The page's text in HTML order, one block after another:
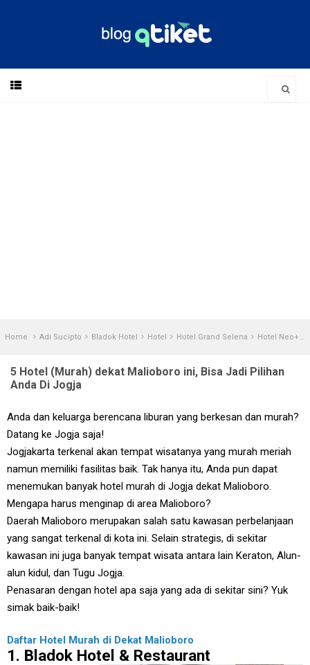
Home Adi Sucipto Bladok Hotel Hotel Hotel Grand Selena Hotel Neo+ Awana
5 Hotel (Murah) dekat Malioboro ini, Bisa Jadi Pilihan
Anda Di Jogja
Anda dan keluarga berencana liburan yang berkesan dan murah?
Datang ke Jogja saja!
Jogjakarta terkenal akan tempat wisatanya yang murah meriah
namun memiliki fasilitas baik. Tak hanya itu, Anda pun dapat
menemukan banyak hotel murah di Jogja dekat Malioboro.
Mengapa harus menginap di area Malioboro?
Daerah Malioboro merupakan salah satu kawasan perbelanjaan
yang sangat terkenal di kota ini. Selain strategis, di sekitar
kawasan ini juga banyak tempat wisata antara lain Keraton, Alun-
alun kidul, dan Tugu Jogja.
Penasaran dengan hotel apa saja yang ada di sekitar sini? Yuk
simak baik-baik!
Daftar Hotel Murah di Dekat Malioboro
1. Bladok Hotel & Restaurant